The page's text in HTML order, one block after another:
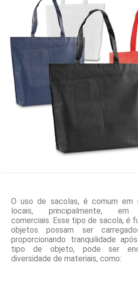
O uso de sacolas, é comum em
locais, principalmente, em
comerciais. Esse tipo de sacola, é
objetos possam ser
proporcionando tranquilidade
tipo de objeto, pode ser
diversidade de materiais, como: